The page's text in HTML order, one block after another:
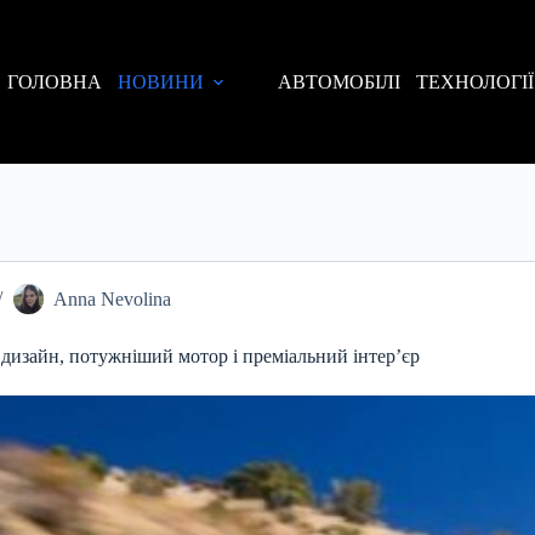
ГОЛОВНА
НОВИНИ АВТОМОБІЛІ ТЕХНОЛОГІЇ
Anna Nevolina
потужніший мотор і преміальний інтер’єр